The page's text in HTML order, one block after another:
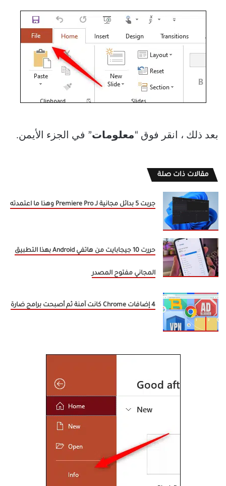
بعد ذلك ، انقر فوق “معلومات” في الجزء الأيمن.
مقالات ذات صلة
جربت 5 بدائل مجانية لـ Premiere Pro وهذا ما اعتمدته
حررت 10 جيجابايت من هاتفي Android بهذا التطبيق
المجاني مفتوح المصدر
4 إضافات Chrome كانت آمنة ثم أصبحت برامج ضارة